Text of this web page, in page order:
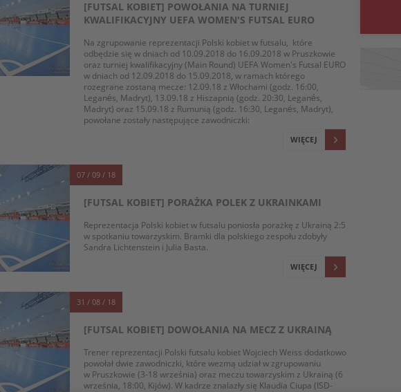
[FUTSAL KOBIET] POWOŁANIA NA TURNIEJ
KWALIFIKACYJNY UEFA WOMEN'S FUTSAL EURO
Na zgrupowanie reprezentacji Polski kobiet w futsalu, które
odbędzie się w dniach od 10.09.2018 do 16.09.2018 w Pruszkowie
oraz turniej kwalifikacyjny (Main Round) UEFA Women's Futsal EURO
w dniach od 12.09.2018 do 15.09.2018, w ramach którego
rozegrane zostaną mecze: 12.09.18 z Włochami (godz. 16:00,
Leganés, Madryt), 13.09.18 z Hiszapnią (godz. 20:30, Leganés,
Madryt) oraz 15.09.18 z Rumunią (godz. 16:30, Leganés, Madryt),
powołane zostały następujące zawodniczki:
WIĘCEJ
07 / 09 / 18
[FUTSAL KOBIET] PORAŻKA POLEK Z UKRAINKAMI
Reprezentacja Polski kobiet w futsalu poniosła porażkę z Ukrainą 2:5
w spotkaniu towarzyskim. Bramki dla polskiego zespołu zdobyły
Sandra Lichtenstein i Julia Basta.
WIĘCEJ
31 / 08 / 18
[FUTSAL KOBIET] DOWOŁANIA NA MECZ Z UKRAINĄ
Trener reprezentacji Polski futsalu kobiet Wojciech Weiss dodatkowo
powołał dwie zawodniczki, które wezmą udział w zgrupowaniu
w Pruszkowie (3-18 września) oraz meczu towarzyskim z Ukrainą (6
września, 18:00, Kijów). W kadrze znalazły się Klaudia Ciupa (ISD-